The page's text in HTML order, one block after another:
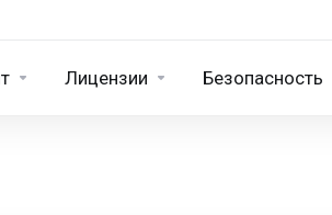
Лицензии Безопасность